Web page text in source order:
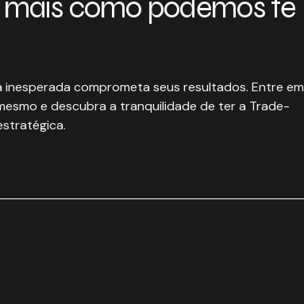
como podemos te
inesperada comprometa seus resultados. Entre em
e descubra a tranquilidade de ter a Trade-